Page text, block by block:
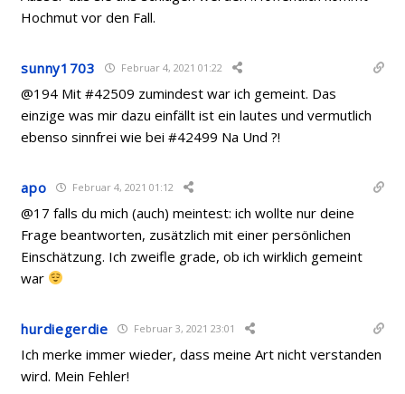
Hochmut vor den Fall.
sunny1703 Februar 4, 2021 01:22
@194 Mit #42509 zumindest war ich gemeint. Das
einzige was mir dazu einfällt ist ein lautes und vermutlich
ebenso sinnfrei wie bei #42499 Na Und ?!
apo Februar 4, 2021 01:12
@17 falls du mich (auch) meintest: ich wollte nur deine
Frage beantworten, zusätzlich mit einer persönlichen
Einschätzung. Ich zweifle grade, ob ich wirklich gemeint
war
hurdiegerdie Februar 3, 2021 23:01
Ich merke immer wieder, dass meine Art nicht verstanden
wird. Mein Fehler!